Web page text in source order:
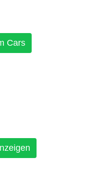
Cars